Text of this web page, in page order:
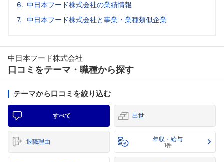
中日本フード株式会社の業績情報
中日本フード株式会社と事業・業種類似企業
中日本フード株式会社
口コミをテーマ・職種から探す
テーマから口コミを絞り込む
すべて 出世
退職理由 年収・給与
1件